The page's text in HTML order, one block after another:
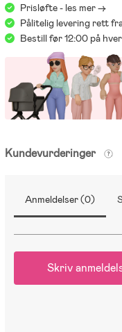
Prisløfte - les mer ->
Pålitelig levering rett
Bestill før 12:00 på
Kundevurderinger
Anmeldelser (0)
Skriv